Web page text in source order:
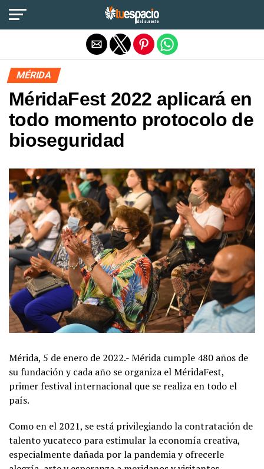
MÉRIDA
MéridaFest 2022 aplicará en
todo momento protocolo de
bioseguridad
Mérida, 5 de enero de 2022.- Mérida cumple 480 años de
su fundación y cada año se organiza el MéridaFest,
primer festival internacional que se realiza en todo el
país.
Como en el 2021, se está privilegiando la contratación de
talento yucateco para estimular la economía creativa,
especialmente dañada por la pandemia y ofrecerle
Salir de la versión móvil